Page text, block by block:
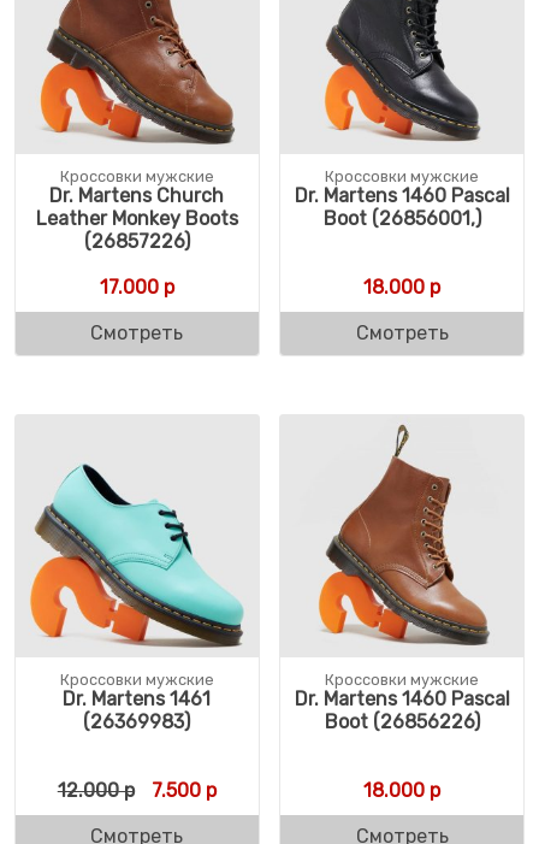
Кроссовки мужские
Dr. Martens Church
Leather Monkey Boots
(26857226)
17.000р
Смотреть
Кроссовки мужские
Dr. Martens 1460 Pascal
Boot (26856001,)
18.000 р
Смотреть
Кроссовки мужские
Dr. Martens 1461
(26369983)
12.000р Первоначальная цена составляла 12.000
7.500рТекущая цена: 7.500 р.
Смотреть
Кроссовки мужские
Dr. Martens 1460 Pascal
Boot (26856226)
18.000 р
Смотреть